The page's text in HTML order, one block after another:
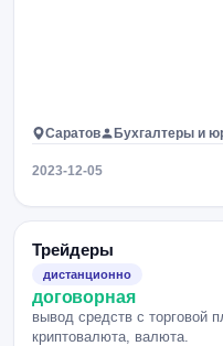
Саратов Бухгалтеры и
2023-12-05
Трейдеры
дистанционно
договорная
вывод средств с торговой
криптовалюта, валюта.